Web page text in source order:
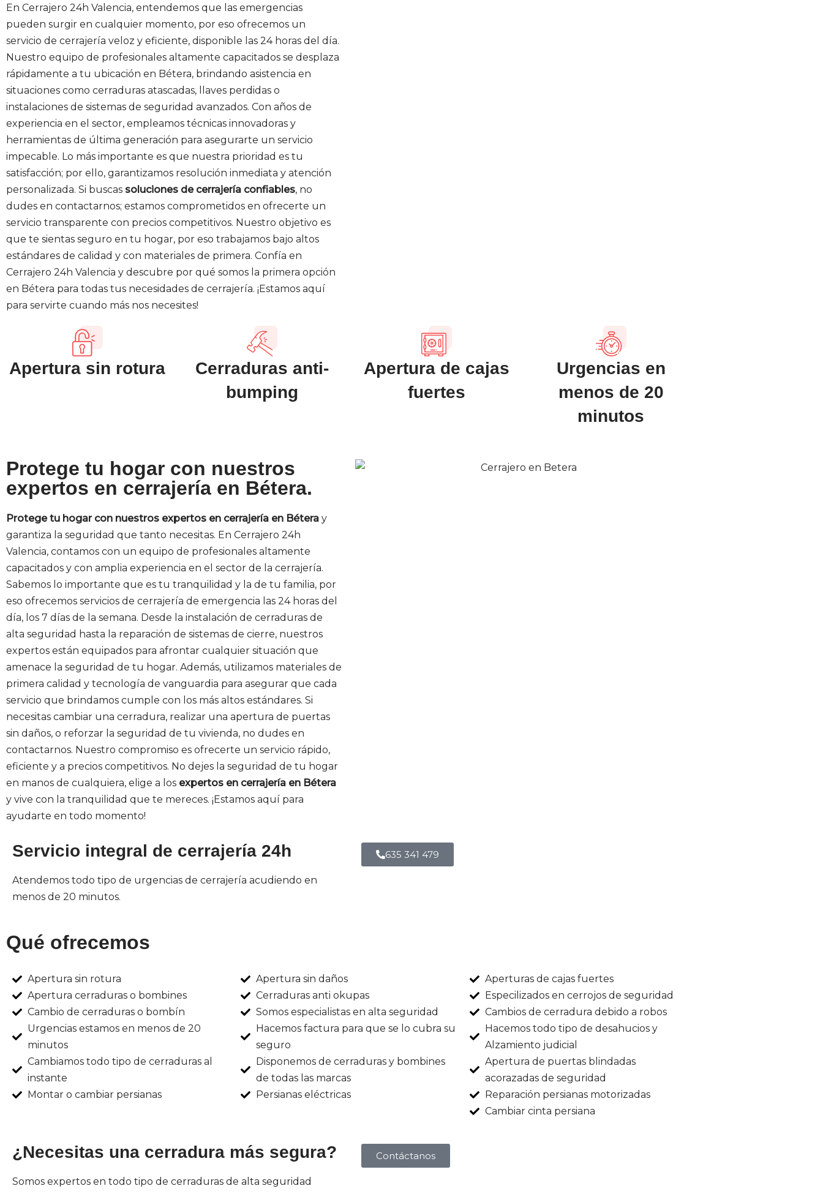
En Cerrajero 24h Valencia, entendemos que las emergencias
pueden surgir en cualquier momento, por eso ofrecemos un
servicio de cerrajería veloz y eficiente, disponible las 24 horas del día.
Nuestro equipo de profesionales altamente capacitados se desplaza
rápidamente a tu ubicación en Bétera, brindando asistencia en
situaciones como cerraduras atascadas, llaves perdidas o
instalaciones de sistemas de seguridad avanzados. Con años de
experiencia en el sector, empleamos técnicas innovadoras y
herramientas de última generación para asegurarte un servicio
impecable. Lo más importante es que nuestra prioridad es tu
satisfacción; por ello, garantizamos resolución inmediata y atención
personalizada. Si buscas soluciones de cerrajería confiables, no
dudes en contactarnos; estamos comprometidos en ofrecerte un
servicio transparente con precios competitivos. Nuestro objetivo es
que te sientas seguro en tu hogar, por eso trabajamos bajo altos
estándares de calidad y con materiales de primera. Confía en
Cerrajero 24h Valencia y descubre por qué somos la primera opción
en Bétera para todas tus necesidades de cerrajería. ¡Estamos aquí
para servirte cuando más nos necesites!
Apertura sin rotura
Cerraduras anti-
bumping
Apertura de cajas
fuertes
Urgencias en
menos de 20
minutos
Protege tu hogar con nuestros
expertos en cerrajería en Bétera.
Protege tu hogar con nuestros expertos en cerrajería en Bétera y
garantiza la seguridad que tanto necesitas. En Cerrajero 24h
Valencia, contamos con un equipo de profesionales altamente
capacitados y con amplia experiencia en el sector de la cerrajería.
Sabemos lo importante que es tu tranquilidad y la de tu familia, por
eso ofrecemos servicios de cerrajería de emergencia las 24 horas del
día, los 7 días de la semana. Desde la instalación de cerraduras de
alta seguridad hasta la reparación de sistemas de cierre, nuestros
expertos están equipados para afrontar cualquier situación que
amenace la seguridad de tu hogar. Además, utilizamos materiales de
primera calidad y tecnología de vanguardia para asegurar que cada
servicio que brindamos cumple con los más altos estándares. Si
necesitas cambiar una cerradura, realizar una apertura de puertas
sin daños, o reforzar la seguridad de tu vivienda, no dudes en
contactarnos. Nuestro compromiso es ofrecerte un servicio rápido,
eficiente y a precios competitivos. No dejes la seguridad de tu hogar
en manos de cualquiera, elige a los expertos en cerrajería en Bétera
y vive con la tranquilidad que te mereces. ¡Estamos aquí para
ayudarte en todo momento!
Servicio integral de cerrajería 24h
Atendemos todo tipo de urgencias de cerrajería acudiendo en
menos de 20 minutos.
635 341 479
Qué ofrecemos
Apertura sin rotura
Apertura cerraduras o bombines
Cambio de cerraduras o bombín
Urgencias estamos en menos de 20
minutos
Cambiamos todo tipo de cerraduras al
instante
Montar o cambiar persianas
Apertura sin daños
Cerraduras anti okupas
Somos especialistas en alta seguridad
Hacemos factura para que se lo cubra su
seguro
Disponemos de cerraduras y bombines
de todas las marcas
Persianas eléctricas
Aperturas de cajas fuertes
Especilizados en cerrojos de seguridad
Cambios de cerradura debido a robos
Hacemos todo tipo de desahucios y
Alzamiento judicial
Apertura de puertas blindadas
acorazadas de seguridad
Reparación persianas motorizadas
Cambiar cinta persiana
¿Necesitas una cerradura más segura?
Somos expertos en todo tipo de cerraduras de alta seguridad
Contáctanos